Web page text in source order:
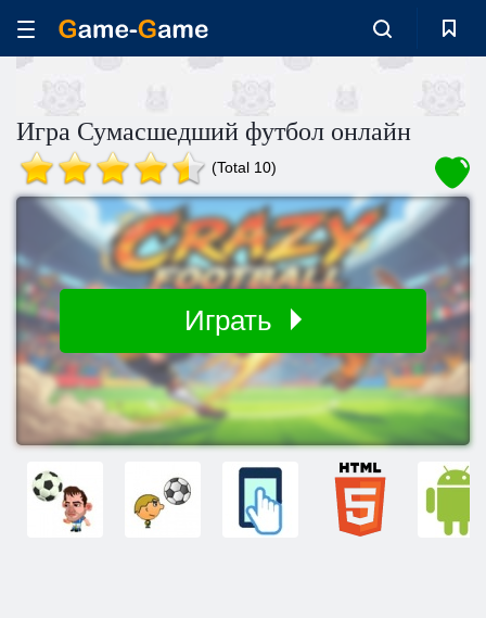
Игра Сумасшедший футбол онлайн
(Total 10)
Играть